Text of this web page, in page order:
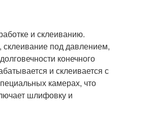
и склеиванию.
под давлением,
конечного
и склеивается с
камерах, что
шлифовку и